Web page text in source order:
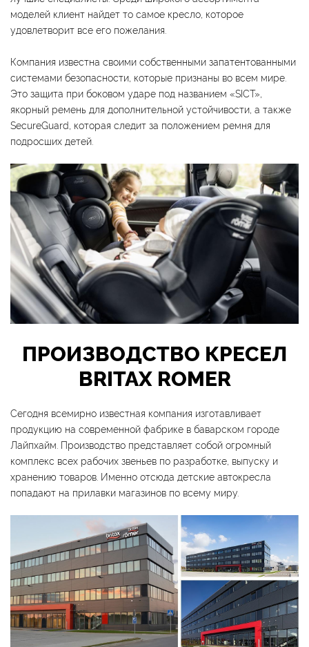
моделей клиент найдет то самое кресло, которое
удовлетворит все его пожелания.
Компания известна своими собственными запатентованными
системами безопасности, которые признаны во всем мире.
Это защита при боковом ударе под названием «SICT»,
якорный ремень для дополнительной устойчивости, а также
SecureGuard, которая следит за положением ремня для
подросших детей.
ПРОИЗВОДСТВО КРЕСЕЛ
BRITAX ROMER
Сегодня всемирно известная компания изготавливает
продукцию на современной фабрике в баварском городе
Лайпхайм. Производство представляет собой огромный
комплекс всех рабочих звеньев по разработке, выпуску и
хранению товаров. Именно отсюда детские автокресла
попадают на прилавки магазинов по всему миру.